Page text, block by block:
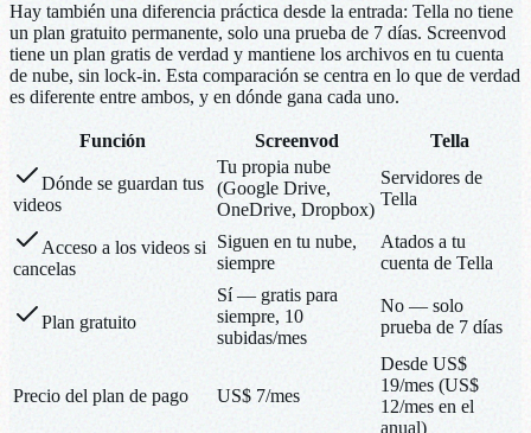
Hay también una diferencia práctica desde la entrada: Tella no tiene
un plan gratuito permanente, solo una prueba de 7 días. Screenvod
tiene un plan gratis de verdad y mantiene los archivos en tu cuenta
de nube, sin lock-in. Esta comparación se centra en lo que de verdad
es diferente entre ambos, y en dónde gana cada uno.
Función Screenvod Tella
Dónde se guardan tus
videos
Tu propia nube
(Google Drive,
OneDrive, Dropbox)
Servidores de
Tella
Acceso a los videos si
cancelas
Siguen en tu nube,
siempre
Atados a tu
cuenta de Tella
Plan gratuito
Sí — gratis para
siempre, 10
subidas/mes
No — solo
prueba de 7 días
Precio del plan de pago US$ 7/mes
Desde US$
19/mes (US$
12/mes en el
anual)